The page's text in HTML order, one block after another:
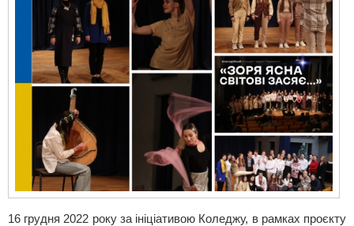
16 грудня 2022 року за ініціативою Коледжу, в рамках проєкту